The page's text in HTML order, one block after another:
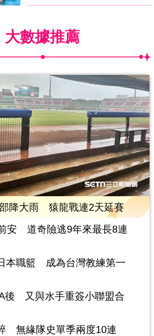
大數據推薦
降大雨 猿龍戰連2天延賽
安 道奇險逃9年來最長8連
本職籃 成為台灣教練第一
後 又與水手重簽小聯盟合
無緣隊史單季兩度10連